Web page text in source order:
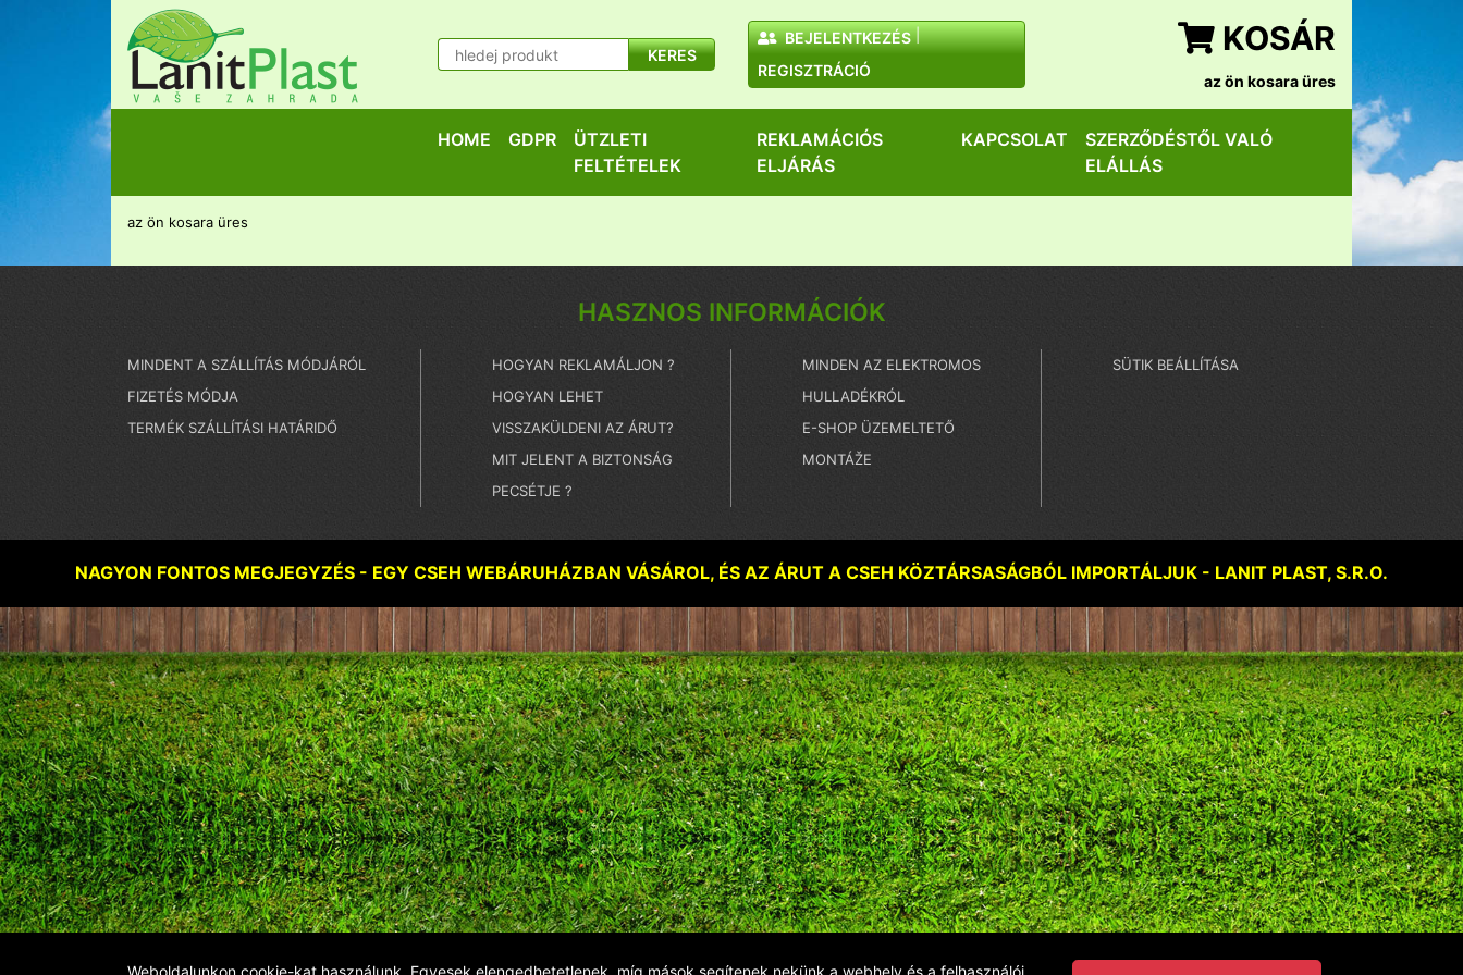
Weboldalunkon cookie-kat használunk. Egyesek elengedhetetlenek, míg mások segítenek nekünk a webhely és a felhasználói
KERES
BEJELENTKEZÉS
REGISZTRÁCIÓ
KOSÁR
az ön kosara üres
HOME GDPR
ÜTZLETI
FELTÉTELEK
REKLAMÁCIÓS
ELJÁRÁS
KAPCSOLAT
SZERZŐDÉSTŐL VALÓ
ELÁLLÁS
az ön kosara üres
HASZNOS INFORMÁCIÓK
MINDENT A SZÁLLÍTÁS MÓDJÁRÓL
FIZETÉS MÓDJA
TERMÉK SZÁLLÍTÁSI HATÁRIDŐ
HOGYAN REKLAMÁLJON ?
HOGYAN LEHET
VISSZAKÜLDENI AZ ÁRUT?
MIT JELENT A BIZTONSÁG
PECSÉTJE ?
MINDEN AZ ELEKTROMOS
HULLADÉKRÓL
E-SHOP ÜZEMELTETŐ
MONTÁŽE
SÜTIK BEÁLLÍTÁSA
NAGYON FONTOS MEGJEGYZÉS - EGY CSEH WEBÁRUHÁZBAN VÁSÁROL, ÉS AZ ÁRUT A CSEH KÖZTÁRSASÁGBÓL IMPORTÁLJUK - LANIT PLAST, S.R.O.